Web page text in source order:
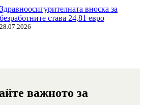
Здравноосигурителната вноска за
безработните става 24,81 евро
28.07.2026
важното за